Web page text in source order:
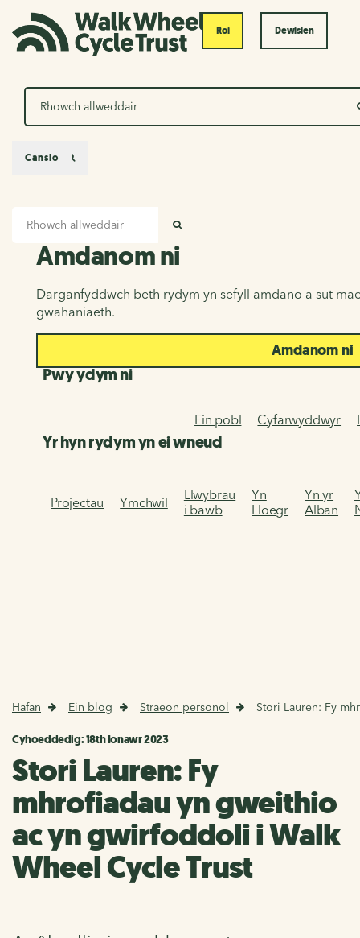
Roi Dewislen
Chwilio
Amdanom ni
Amdanom ni
Darganfyddwch beth rydym yn sefyll amdano a sut
gwahaniaeth.
Amdanom ni
Pwy ydym ni
Ein pobl Cyfarwyddwyr
Yr hyn rydym yn ei wneud
Projectau Ymchwil
Llwybrau
i bawb
Yn
Lloegr
Yn yr
Alban
Canslo
Hafan Ein blog Straeon personol Stori Lauren: Fy
Cyhoeddedig: 18th Ionawr 2023
Stori Lauren: Fy
mhrofiadau yn gweithio
ac yn gwirfoddoli i Walk
Wheel Cycle Trust